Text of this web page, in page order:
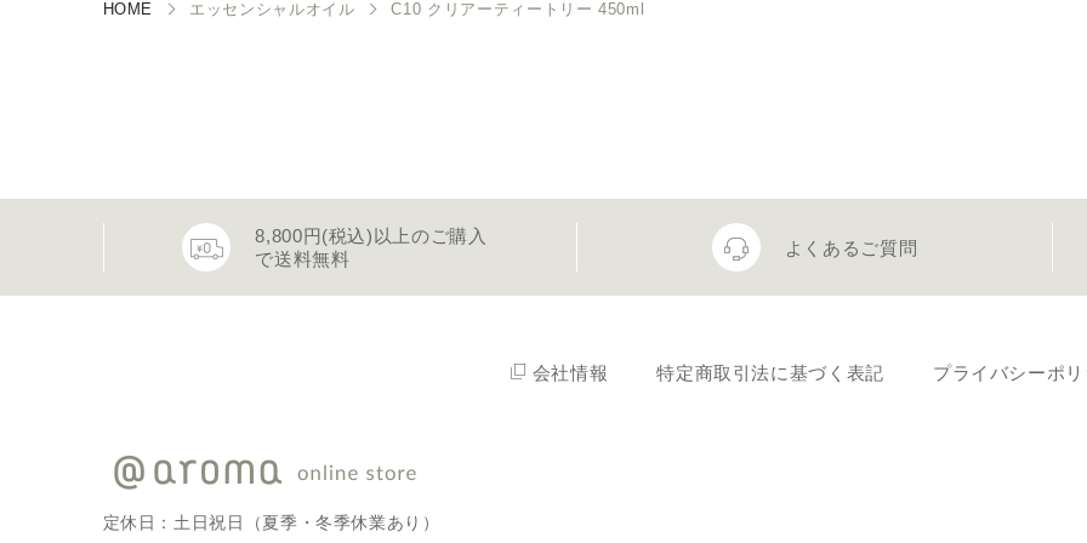
HOME エッセンシャルオイル C10 クリアーティートリー 450ml
8,800円(税込)以上のご購入
で送料無料
よくあるご質問
会社情報 特定商取引法に基づく表記 プライバシーポ
定休日：土日祝日（夏季・冬季休業あり）